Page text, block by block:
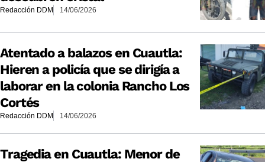
Redacción DDM 14/06/2026
Atentado a balazos en Cuautla:
Hieren a policía que se dirigía a
laborar en la colonia Rancho Los
Cortés
Redacción DDM 14/06/2026
Tragedia en Cuautla: Menor de